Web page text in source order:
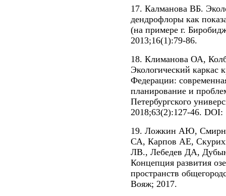
17. Калманова ВБ.
дендрофлоры как
(на примере г.
2013;16(1):79-86.
18. Климанова ОА,
Экологический каркас
Федерации:
планирование и
Петербургского
2018;63(2):127-46. DOI:
19. Ложкин АЮ,
СА, Карпов АЕ,
ЛВ., Лебедев ДА,
Концепция развития
пространств
Вояж; 2017.